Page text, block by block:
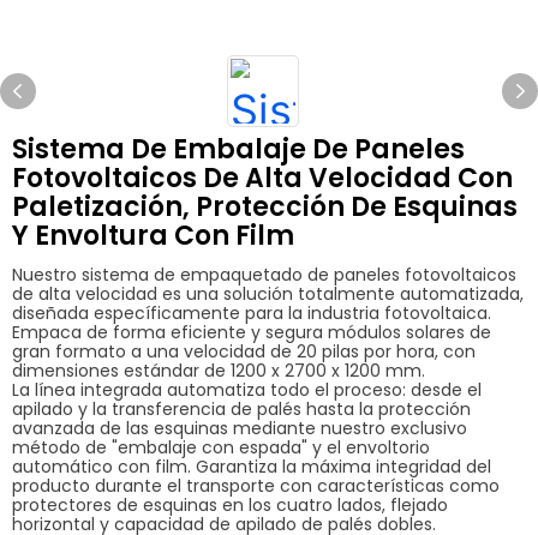
Sistema De Embalaje De Paneles
Fotovoltaicos De Alta Velocidad Con
Paletización, Protección De Esquinas
Y Envoltura Con Film
Nuestro sistema de empaquetado de paneles fotovoltaicos
de alta velocidad es una solución totalmente automatizada,
diseñada específicamente para la industria fotovoltaica.
Empaca de forma eficiente y segura módulos solares de
gran formato a una velocidad de 20 pilas por hora, con
dimensiones estándar de 1200 x 2700 x 1200 mm.
La línea integrada automatiza todo el proceso: desde el
apilado y la transferencia de palés hasta la protección
avanzada de las esquinas mediante nuestro exclusivo
método de "embalaje con espada" y el envoltorio
automático con film. Garantiza la máxima integridad del
producto durante el transporte con características como
protectores de esquinas en los cuatro lados, flejado
horizontal y capacidad de apilado de palés dobles.